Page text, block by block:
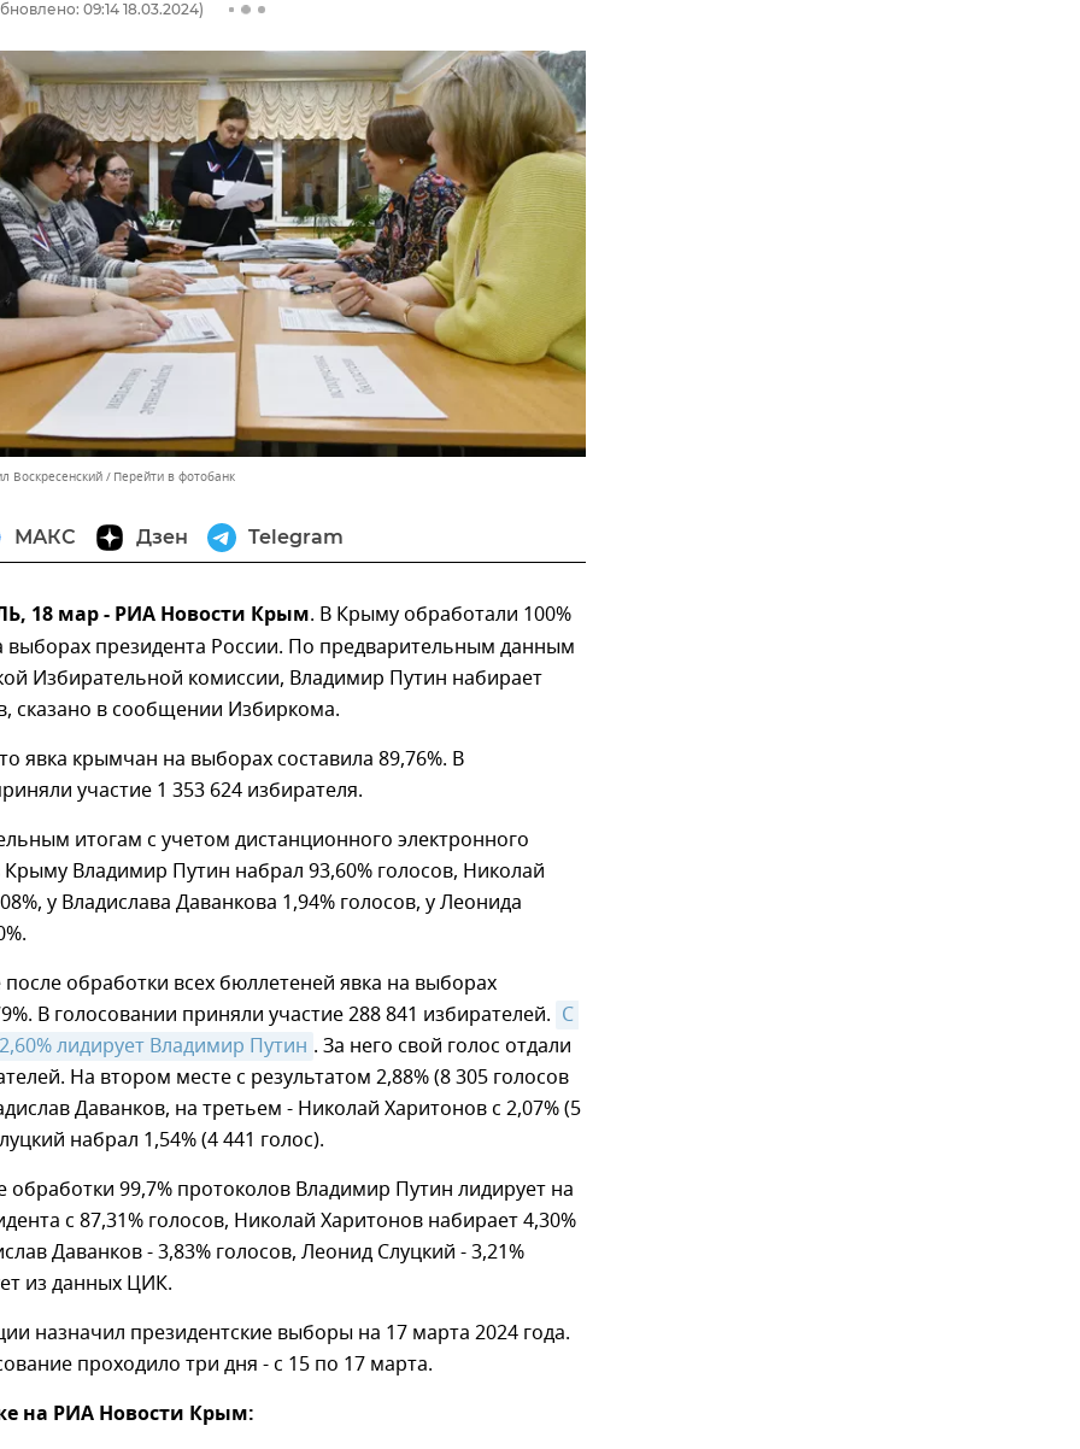
09:14 18.03.2024)
Воскресенский Перейти в фотобанк
МАКС Дзен Telegram
18 мар - РИА Новости Крым. В Крыму обработали 100%
выборах президента России. По предварительным данным
Избирательной комиссии, Владимир Путин набирает
сказано в сообщении Избиркома.
явка крымчан на выборах составила 89,76%. В
участие 1 353 624 избирателя.
итогам с учетом дистанционного электронного
Крыму Владимир Путин набрал 93,60% голосов, Николай
у Владислава Даванкова 1,94% голосов, у Леонида
обработки всех бюллетеней явка на выборах
В голосовании приняли участие 288 841 избирателей. С
лидирует Владимир Путин . За него свой голос отдали
На втором месте с результатом 2,88% (8 305 голосов
Даванков, на третьем - Николай Харитонов с 2,07% (5
набрал 1,54% (4 441 голос).
обработки 99,7% протоколов Владимир Путин лидирует на
с 87,31% голосов, Николай Харитонов набирает 4,30%
Даванков - 3,83% голосов, Леонид Слуцкий - 3,21%
из данных ЦИК.
назначил президентские выборы на 17 марта 2024 года.
проходило три дня - с 15 по 17 марта.
на РИА Новости Крым: